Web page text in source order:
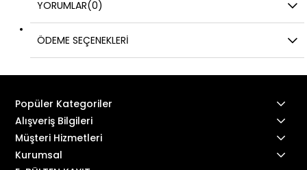
YORUMLAR(0)
ÖDEME SEÇENEKLERI
Popüler Kategoriler
Alışveriş Bilgileri
Müşteri Hizmetleri
Kurumsal